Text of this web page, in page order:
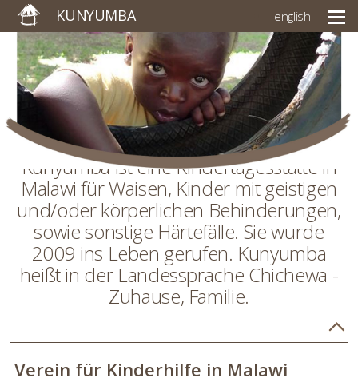
KUNYUMBA english
Kunyumba ist eine Kindertagesstätte in
Malawi für Waisen, Kinder mit geistigen
und/oder körperlichen Behinderungen,
sowie sonstige Härtefälle. Sie wurde
2009 ins Leben gerufen. Kunyumba
heißt in der Landessprache Chichewa -
Zuhause, Familie.
Verein für Kinderhilfe in Malawi